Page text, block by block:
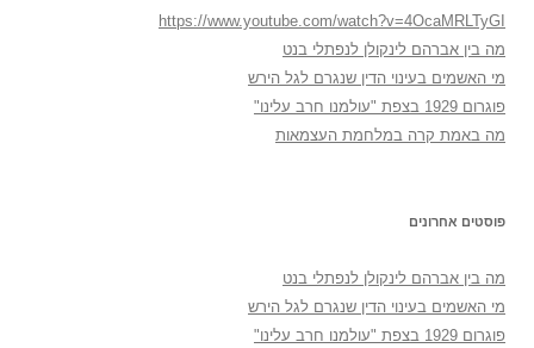
https://www.youtube.com/watch?v=4OcaMRLTyGI
מה בין אברהם לינקולן לנפתלי בנט
מי האשמים בעינוי הדין שנגרם לגל הירש
פוגרום 1929 בצפת "עולמנו חרב עלינו"
מה באמת קרה במלחמת העצמאות
פוסטים אחרונים
מה בין אברהם לינקולן לנפתלי בנט
מי האשמים בעינוי הדין שנגרם לגל הירש
פוגרום 1929 בצפת "עולמנו חרב עלינו"